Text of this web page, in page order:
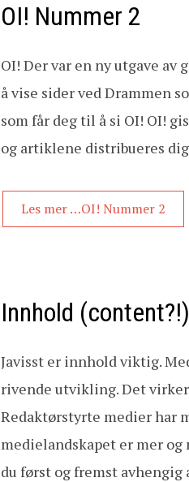
OI! Nummer 2
OI! Der var en ny utgave av
å vise sider ved Drammen
som får deg til å si OI! OI!
og artiklene distribueres
Les mer …OI! Nummer 2
Innhold (content?!)
Javisst er innhold viktig.
rivende utvikling. Det
Redaktørstyrte medier har
medielandskapet er mer
du først og fremst avhengig